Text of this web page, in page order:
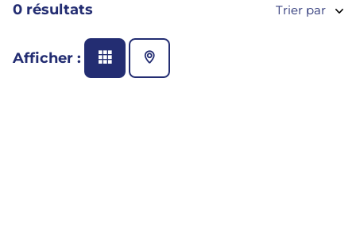
0 résultats Trier par
Afficher :